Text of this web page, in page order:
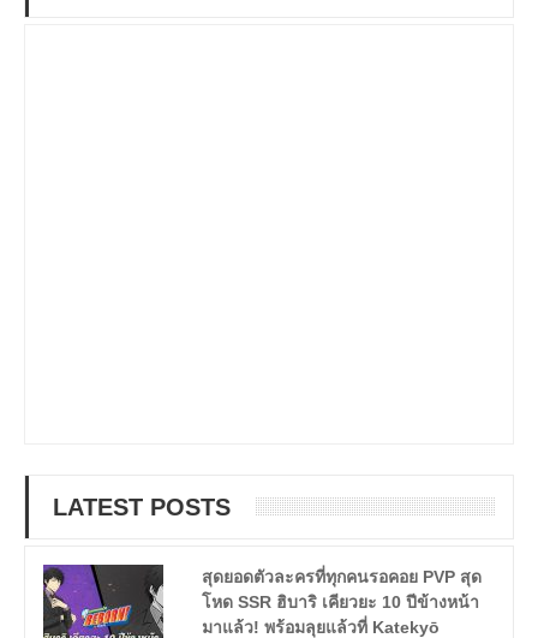
LATEST POSTS
สุดยอดตัวละครที่ทุกคนรอคอย PVP สุด
โหด SSR ฮิบาริ เคียวยะ 10 ปีข้างหน้า
มาแล้ว! พร้อมลุยแล้วที่ Katekyō